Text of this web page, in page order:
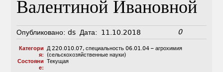
Валентиной Ивановной
Опубликовано: ds Дата: 11.10.2018 0
Категори
я:
Д 220.010.07, специальность 06.01.04 – агрохимия
(сельскохозяйственные науки)
Состояни
е:
Текущая